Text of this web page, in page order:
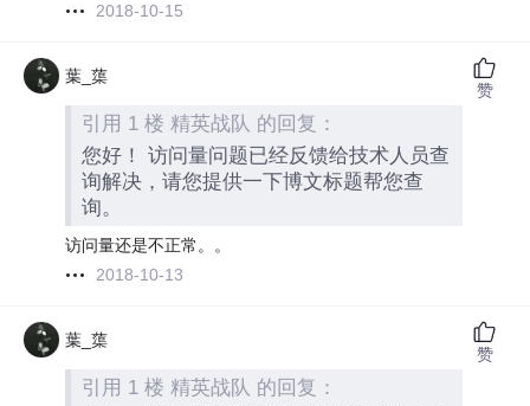
2018-10-15
葉_蕖
引用 1 楼 精英战队 的回复：
您好！ 访问量问题已经反馈给技术人员查
询解决，请您提供一下博文标题帮您查
询。
访问量还是不正常。。
2018-10-13
赞
葉_蕖
引用 1 楼 精英战队 的回复：
赞